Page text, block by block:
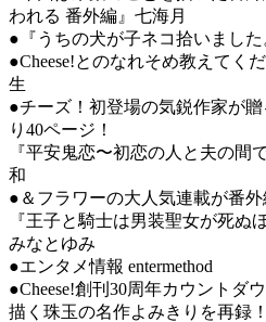
われる 番外編』七海月
●『うちの犬が子ネコ拾いまし
●Cheese!とのなれそめ教えてく
生
●チーズ！初登場の気鋭作家が
り40ページ！
『平安鬼恋〜初恋の人と夫の間
和
●＆フラワーの大人気連載が番
『王子と騎士は男装聖女が死ぬ
みなとゆみ
●エンタメ情報 entermethod
●Cheese!創刊30周年カウントダ
描く珠玉の名作よみきりを再録